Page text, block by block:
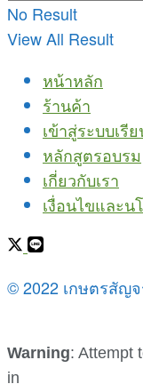
No Result
View All Result
หน้าหลัก
ร้านค้า
เข้าสู่ระบบเรี
หลักสูตรอบรม
เกี่ยวกับเรา
เงื่อนไขและ
© 2022 เกษตรสัญ
Warning: Attempt
in